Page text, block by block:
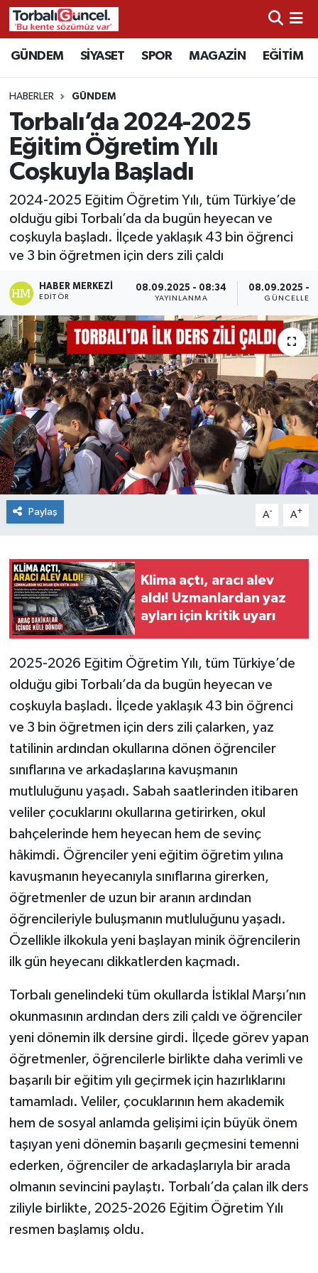
GÜNDEM SİYASET SPOR MAGAZİN EĞİTİM
HABERLER GÜNDEM
Torbalı’da 2024-2025
Eğitim Öğretim Yılı
Coşkuyla Başladı
2024-2025 Eğitim Öğretim Yılı, tüm Türkiye’de
olduğu gibi Torbalı’da da bugün heyecan ve
coşkuyla başladı. İlçede yaklaşık 43 bin öğrenci
ve 3 bin öğretmen için ders zili çaldı
HABER MERKEZI
EDITÖR
08.09.2025 - 08:34
YAYINLANMA
08.09.2025 -
Paylaş A- A+
Klima açtı, aracı alev
aldı! Uzmanlardan yaz
ayları için kritik uyarı
2025-2026 Eğitim Öğretim Yılı, tüm Türkiye’de
olduğu gibi Torbalı’da da bugün heyecan ve
coşkuyla başladı. İlçede yaklaşık 43 bin öğrenci
ve 3 bin öğretmen için ders zili çalarken, yaz
tatilinin ardından okullarına dönen öğrenciler
sınıflarına ve arkadaşlarına kavuşmanın
mutluluğunu yaşadı. Sabah saatlerinden itibaren
veliler çocuklarını okullarına getirirken, okul
bahçelerinde hem heyecan hem de sevinç
hâkimdi. Öğrenciler yeni eğitim öğretim yılına
kavuşmanın heyecanıyla sınıflarına girerken,
öğretmenler de uzun bir aranın ardından
öğrencileriyle buluşmanın mutluluğunu yaşadı.
Özellikle ilkokula yeni başlayan minik öğrencilerin
ilk gün heyecanı dikkatlerden kaçmadı.
Torbalı genelindeki tüm okullarda İstiklal Marşı’nın
okunmasının ardından ders zili çaldı ve öğrenciler
yeni dönemin ilk dersine girdi. İlçede görev yapan
öğretmenler, öğrencilerle birlikte daha verimli ve
başarılı bir eğitim yılı geçirmek için hazırlıklarını
tamamladı. Veliler, çocuklarının hem akademik
hem de sosyal anlamda gelişimi için büyük önem
taşıyan yeni dönemin başarılı geçmesini temenni
ederken, öğrenciler de arkadaşlarıyla bir arada
olmanın sevincini paylaştı. Torbalı’da çalan ilk ders
ziliyle birlikte, 2025-2026 Eğitim Öğretim Yılı
resmen başlamış oldu.
İzmir Nöbetçi Eczaneler
İzmir Hava Durumu
İzmir Namaz Vakitleri
İzmir Trafik Yoğunluk Haritası
Süper Lig Puan Durumu ve Fikstür
Tüm Manşetler